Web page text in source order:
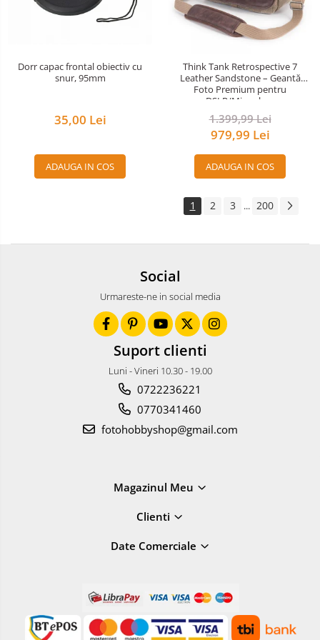
Aparate foto de colectie -
Aparate de colectie de tip Box-
Reviste, carti si software
Aparate foto SECOND HAND
Aparate foto Mirrorless (SH)
Obiective foto Mirrorless (SH)
Obiective foto DSLR (SH)
Obiective foto SLR (pe film) (SH)
Accesorii pentru obiective ,
Blitz-uri externe + accesorii ,
Blitz-uri studio , SECOND HAND
Imprimante SECOND HAND
Adaptoare pentru compacte
Dorr capac frontal obiectiv cu
snur, 95mm
35,00 Lei
ADAUGA IN COS
Think Tank Retrospective 7
Leather Sandstone – Geantă
Foto Premium pentru
DSLR/Mirrorless
1.399,99 Lei
979,99 Lei
ADAUGA IN COS
1 2 3 ... 200
Social
Urmareste-ne in social media
Suport clienti
Luni - Vineri 10.30 - 19.00
0722236221
0770341460
fotohobbyshop@gmail.com
Magazinul Meu
Clienti
Date Comerciale